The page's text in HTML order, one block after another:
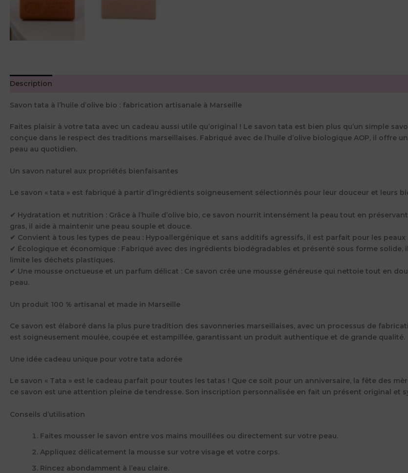
Description
Savon tata à l’huile d’olive bio : fabrication artisanale à Marseille
Faites plaisir à votre tata avec un cadeau aussi utile qu’original ! Le savon tata est bien plus qu’un simple
conçue dans le respect des traditions marseillaises. Fabriqué avec de l’huile d’olive biologique AOP, il offre
peau au quotidien.
Un savon naturel aux propriétés bienfaisantes
Le savon « tata » est fabriqué à partir d’ingrédients soigneusement sélectionnés pour leur douceur et leurs
✔ Hydratation et nutrition : Grâce à l’huile d’olive bio, ce savon nourrit intensément la peau tout en
gras, il aide à maintenir une peau souple et douce.
✔ Convient à tous les types de peau : Hypoallergénique et sans additifs agressifs, il est parfait pour les
✔ Écologique et économique : Fabriqué avec des ingrédients biodégradables et présenté sous forme
limite les déchets plastiques.
✔ Une mousse onctueuse et un parfum délicat : Ce savon crée une mousse généreuse qui nettoie tout en
peau.
Un produit 100 % artisanal et made in Marseille
Ce savon est élaboré dans la plus pure tradition des savonneries marseillaises, avec un processus de
est soigneusement moulée, coupée et estampillée, garantissant un produit authentique et de grande qualité.
Une idée cadeau unique pour votre tata adorée
Le savon « Tata » est le cadeau parfait pour toutes les tatas ! Que ce soit pour un anniversaire, la fête des
ce savon est une attention pleine de tendresse. Son inscription personnalisée en fait un présent original et
Conseils d’utilisation
Faites mousser le savon entre vos mains mouillées ou directement sur votre peau.
Appliquez délicatement la mousse sur votre visage et votre corps.
Rincez abondamment à l’eau claire.